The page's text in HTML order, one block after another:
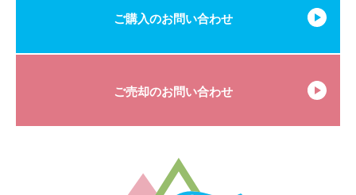
ご購入のお問い合わせ
ご売却のお問い合わせ